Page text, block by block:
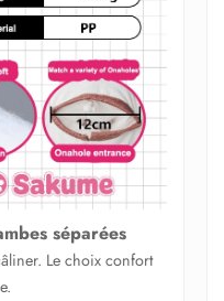
séparées
Le choix confort